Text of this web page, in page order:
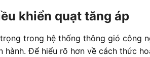
khiển quạt tăng áp
trong hệ thống thông gió công
hành. Để hiểu rõ hơn về cách thức